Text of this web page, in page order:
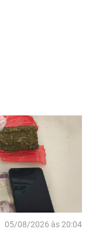
05/08/2026 às 20:04